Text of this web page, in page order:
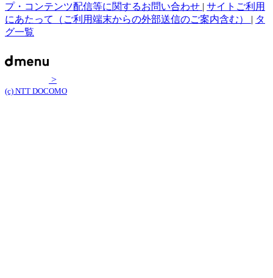
プ・コンテンツ配信等に関するお問い合わせ | サイトご利用
にあたって（ご利用端末からの外部送信のご案内含む） | タ
グ一覧
>
(c) NTT DOCOMO